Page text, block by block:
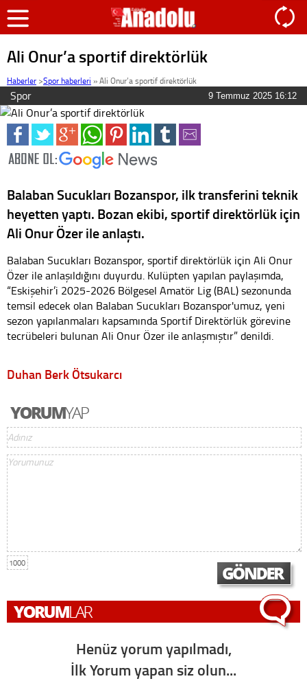
Ali Onur’a sportif direktörlük
Haberler >Spor haberleri »Ali Onur’a sportif direktörlük
Spor 9 Temmuz 2025 16:12
Balaban Sucukları Bozanspor, ilk transferini teknik
heyetten yaptı. Bozan ekibi, sportif direktörlük için
Ali Onur Özer ile anlaştı.
Balaban Sucukları Bozanspor, sportif direktörlük için Ali Onur
Özer ile anlaşıldığını duyurdu. Kulüpten yapılan paylaşımda,
“Eskişehir’i 2025-2026 Bölgesel Amatör Lig (BAL) sezonunda
temsil edecek olan Balaban Sucukları Bozanspor'umuz, yeni
sezon yapılanmaları kapsamında Sportif Direktörlük görevine
tecrübeleri bulunan Ali Onur Özer ile anlaşmıştır” denildi.
Duhan Berk Ötsukarcı
1000
Henüz yorum yapılmadı,
İlk Yorum yapan siz olun...